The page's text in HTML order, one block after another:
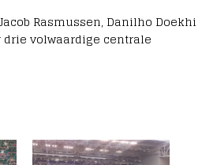
Rasmussen, Danilho Doekhi
drie volwaardige centrale